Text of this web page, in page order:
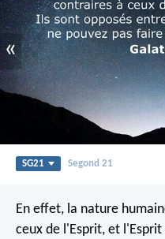
«
SG21 Segond 21
En effet, la nature
ceux de l'Esprit, et